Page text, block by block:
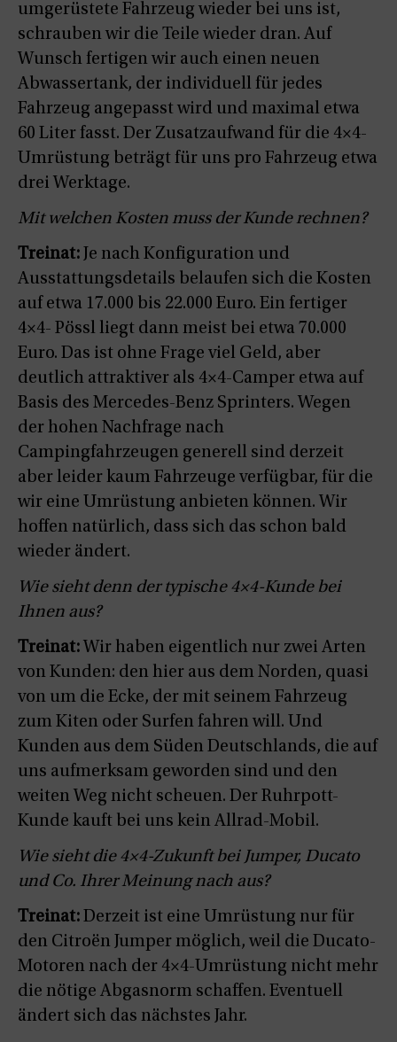
umgerüstete Fahrzeug wieder bei uns ist,
schrauben wir die Teile wieder dran. Auf
Wunsch fertigen wir auch einen neuen
Abwassertank, der individuell für jedes
Fahrzeug angepasst wird und maximal etwa
60 Liter fasst. Der Zusatzaufwand für die 4×4-
Umrüstung beträgt für uns pro Fahrzeug etwa
drei Werktage.
Mit welchen Kosten muss der Kunde rechnen?
Treinat: Je nach Konfiguration und
Ausstattungsdetails belaufen sich die Kosten
auf etwa 17.000 bis 22.000 Euro. Ein fertiger
4×4- Pössl liegt dann meist bei etwa 70.000
Euro. Das ist ohne Frage viel Geld, aber
deutlich attraktiver als 4×4-Camper etwa auf
Basis des Mercedes-Benz Sprinters. Wegen
der hohen Nachfrage nach
Campingfahrzeugen generell sind derzeit
aber leider kaum Fahrzeuge verfügbar, für die
wir eine Umrüstung anbieten können. Wir
hoffen natürlich, dass sich das schon bald
wieder ändert.
Wie sieht denn der typische 4×4-Kunde bei
Ihnen aus?
Treinat: Wir haben eigentlich nur zwei Arten
von Kunden: den hier aus dem Norden, quasi
von um die Ecke, der mit seinem Fahrzeug
zum Kiten oder Surfen fahren will. Und
Kunden aus dem Süden Deutschlands, die auf
uns aufmerksam geworden sind und den
weiten Weg nicht scheuen. Der Ruhrpott-
Kunde kauft bei uns kein Allrad-Mobil.
Wie sieht die 4×4-Zukunft bei Jumper, Ducato
und Co. Ihrer Meinung nach aus?
Treinat: Derzeit ist eine Umrüstung nur für
den Citroën Jumper möglich, weil die Ducato-
Motoren nach der 4×4-Umrüstung nicht mehr
die nötige Abgasnorm schaffen. Eventuell
ändert sich das nächstes Jahr.